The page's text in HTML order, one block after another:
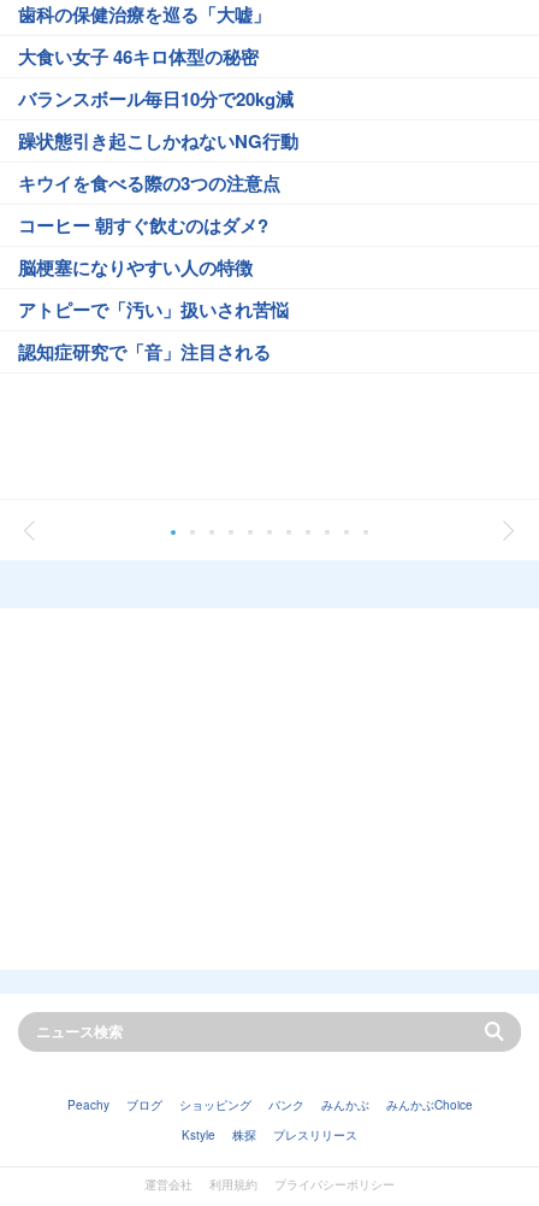
歯科の保健治療を巡る「大嘘」
大食い女子 46キロ体型の秘密
バランスボール毎日10分で20kg減
躁状態引き起こしかねないNG行動
キウイを食べる際の3つの注意点
コーヒー 朝すぐ飲むのはダメ?
脳梗塞になりやすい人の特徴
アトピーで「汚い」扱いされ苦悩
認知症研究で「音」注目される
Peachy ブログ ショッピング バンク みんかぶ
みんかぶChoice
Kstyle
株探 プレスリリース
運営会社 利用規約 プライバシーポリシー